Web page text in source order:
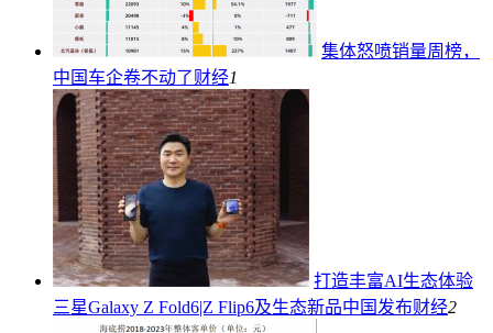
集体怒喷销量周榜，
中国车企卷不动了财经1
打造丰富AI生态体验
三星Galaxy Z Fold6|Z Flip6及生态新品中国发布财经2